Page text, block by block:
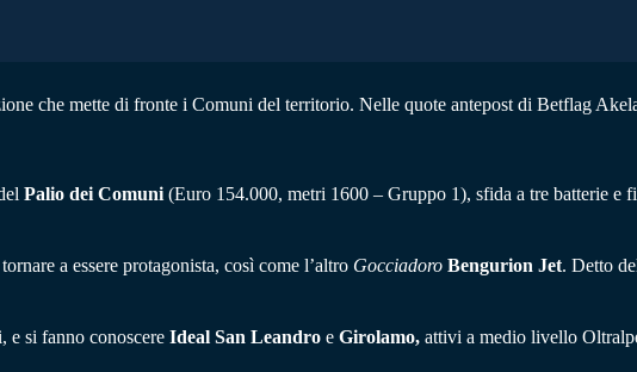
che mette di fronte i Comuni del territorio. Nelle quote antepost di Betflag
Palio dei Comuni (Euro 154.000, metri 1600 – Gruppo 1), sfida a tre batterie e
a essere protagonista, così come l’altro Gocciadoro Bengurion Jet. Detto
e si fanno conoscere Ideal San Leandro e Girolamo, attivi a medio livello